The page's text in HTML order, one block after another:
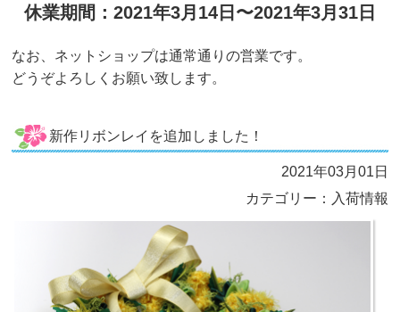
休業期間：2021年3月14日〜2021年3月31日
なお、ネットショップは通常通りの営業です。
どうぞよろしくお願い致します。
新作リボンレイを追加しました！
2021年03月01日
カテゴリー：入荷情報